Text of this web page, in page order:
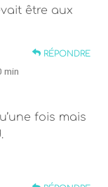
être aux
RÉPONDRE
min
fois mais